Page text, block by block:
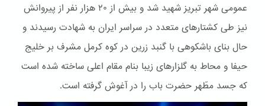
عمومی شهر تبریز شهید شد و بیش از ۲۰ هزار نفر از پیروانش
نیز طی کشتارهای متعدد در سراسر ایران به شهادت رسیدند و
حال بنای باشكوهی با گنبد زرین در کوه کرمل مشرف بر خلیج
حیفا و محاط به گلزارهای زیبا بنام مقام اعلی ساخته شده است
که جسد مطّهر حضرت باب را در آغوش گرفته است.